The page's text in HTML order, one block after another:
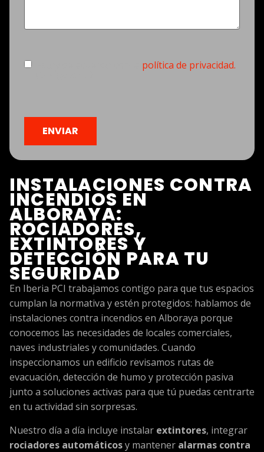
INSTALACIONES CONTRA
INCENDIOS EN
ALBORAYA:
ROCIADORES,
EXTINTORES Y
DETECCIÓN PARA TU
SEGURIDAD
En Iberia PCI trabajamos contigo para que tus espacios
cumplan la normativa y estén protegidos: hablamos de
instalaciones contra incendios en Alboraya porque
conocemos las necesidades de locales comerciales,
naves industriales y comunidades. Cuando
inspeccionamos un edificio revisamos rutas de
evacuación, detección de humo y protección pasiva
junto a soluciones activas para que tú puedas centrarte
en tu actividad sin sorpresas.
Nuestro día a día incluye instalar extintores, integrar
rociadores automáticosy mantener alarmas contra
Consentimiento (Obligatorio)política de privacidad.